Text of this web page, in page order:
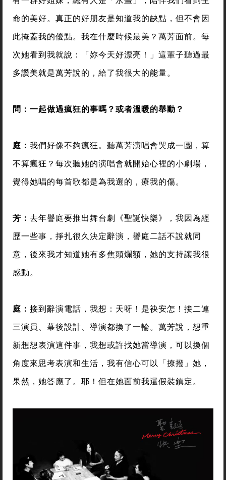
命的美好。真正的好朋友是知道我的缺點，但不會因
此掩蓋我的優點。我在什麼時候最美？萬芳面前。每
次她看到我就說：「妳今天好漂亮！」這輩子聽過最
多讚美就是萬芳說的，給了我很大的能量。
問：一起做過瘋狂的事嗎？或者溫暖的舉動？
庭： 我們好像不夠瘋狂。聽萬芳演唱會哭成一團，算
不算瘋狂？每次聽她的演唱會就開始心裡的小劇場，
覺得她唱的每首歌都是為我選的，療我的傷。
芳： 去年譽庭要推出舞台劇《聖誕快樂》，我因為經
歷一些事，掙扎很久決定辭演，譽庭二話不說就同
意，後來我才知道她有多焦頭爛額，她的支持讓我很
感動。
庭： 接到辭演電話，我想：天呀！是袂安怎！接二連
三演員、幕後設計、導演都換了一輪。萬芳說，想重
新想想表演這件事，我想或許找她當導演，可以換個
角度來思考表演和生活，我有信心可以「撩撥」她，
果然，她答應了。耶！但在她面前我還假裝鎮定。